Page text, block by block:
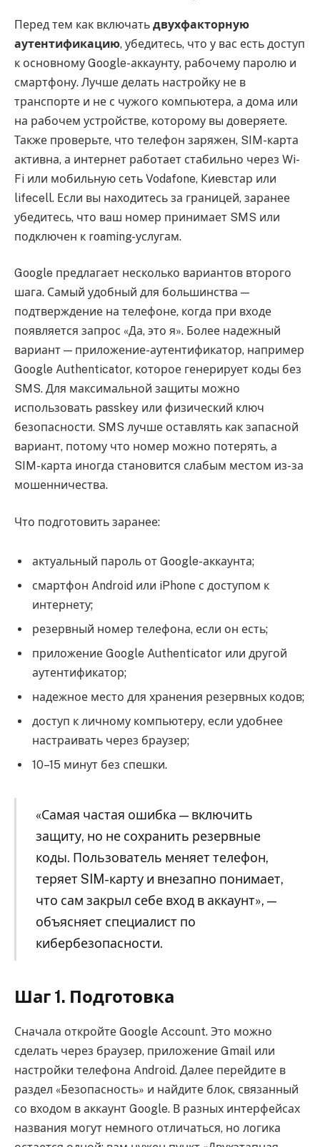
Перед тем как включать двухфакторную
аутентификацию, убедитесь, что у вас есть доступ
к основному Google-аккаунту, рабочему паролю и
смартфону. Лучше делать настройку не в
транспорте и не с чужого компьютера, а дома или
на рабочем устройстве, которому вы доверяете.
Также проверьте, что телефон заряжен, SIM-карта
активна, а интернет работает стабильно через Wi-
Fi или мобильную сеть Vodafone, Киевстар или
lifecell. Если вы находитесь за границей, заранее
убедитесь, что ваш номер принимает SMS или
подключен к roaming-услугам.
Google предлагает несколько вариантов второго
шага. Самый удобный для большинства —
подтверждение на телефоне, когда при входе
появляется запрос «Да, это я». Более надежный
вариант — приложение-аутентификатор, например
Google Authenticator, которое генерирует коды без
SMS. Для максимальной защиты можно
использовать passkey или физический ключ
безопасности. SMS лучше оставлять как запасной
вариант, потому что номер можно потерять, а
SIM-карта иногда становится слабым местом из-за
мошенничества.
Что подготовить заранее:
актуальный пароль от Google-аккаунта;
смартфон Android или iPhone с доступом к
интернету;
резервный номер телефона, если он есть;
приложение Google Authenticator или другой
аутентификатор;
надежное место для хранения резервных кодов;
доступ к личному компьютеру, если удобнее
настраивать через браузер;
10–15 минут без спешки.
«Самая частая ошибка — включить
защиту, но не сохранить резервные
коды. Пользователь меняет телефон,
теряет SIM-карту и внезапно понимает,
что сам закрыл себе вход в аккаунт», —
объясняет специалист по
кибербезопасности.
Шаг 1. Подготовка
Сначала откройте Google Account. Это можно
сделать через браузер, приложение Gmail или
настройки телефона Android. Далее перейдите в
раздел «Безопасность» и найдите блок, связанный
со входом в аккаунт Google. В разных интерфейсах
названия могут немного отличаться, но логика